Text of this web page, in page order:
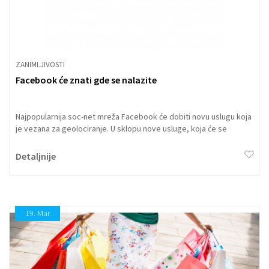
ZANIMLJIVOSTI
Facebook će znati gde se nalazite
Najpopularnija soc-net mreža Facebook će dobiti novu uslugu koja
je vezana za geolociranje. U sklopu nove usluge, koja će se
moći i da oglasi lokaciju na kojoj se trenutno nalazi.
Detaljnije
19. Mar